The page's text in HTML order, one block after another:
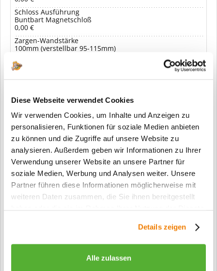
Diese Webseite verwendet Cookies
Wir verwenden Cookies, um Inhalte und Anzeigen zu
personalisieren, Funktionen für soziale Medien anbieten
zu können und die Zugriffe auf unsere Website zu
analysieren. Außerdem geben wir Informationen zu Ihrer
Verwendung unserer Website an unsere Partner für
soziale Medien, Werbung und Analysen weiter. Unsere
Partner führen diese Informationen möglicherweise mit
weiteren Daten zusammen, die Sie ihnen bereitgestellt
Details zeigen
Alle zulassen
Schloss Ausführung
Buntbart Magnetschloß
0,00 €
Zargen-Wandstärke
100mm (verstellbar 95-115mm)
In den Warenkorb
Merken
Fragen zum Artikel?
Dieser Artikel wird gemäß Ihrer
Konfiguration gefertigt. Daher ist er als
ausgeschlossen.